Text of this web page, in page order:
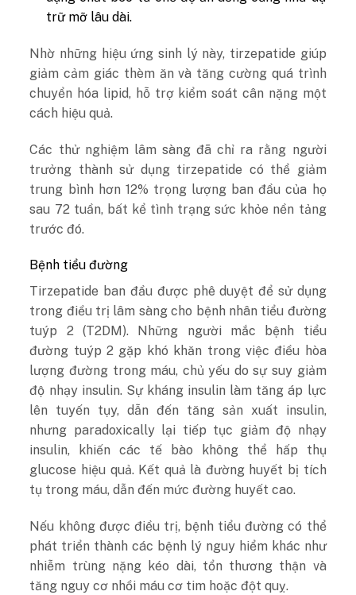
trữ mỡ lâu dài.
Nhờ những hiệu ứng sinh lý này, tirzepatide giúp
giảm cảm giác thèm ăn và tăng cường quá trình
chuyển hóa lipid, hỗ trợ kiểm soát cân nặng một
cách hiệu quả.
Các thử nghiệm lâm sàng đã chỉ ra rằng người
trưởng thành sử dụng tirzepatide có thể giảm
trung bình hơn 12% trọng lượng ban đầu của họ
sau 72 tuần, bất kể tình trạng sức khỏe nền tảng
trước đó.
Bệnh tiểu đường
Tirzepatide ban đầu được phê duyệt để sử dụng
trong điều trị lâm sàng cho bệnh nhân tiểu đường
tuýp 2 (T2DM). Những người mắc bệnh tiểu
đường tuýp 2 gặp khó khăn trong việc điều hòa
lượng đường trong máu, chủ yếu do sự suy giảm
độ nhạy insulin. Sự kháng insulin làm tăng áp lực
lên tuyến tụy, dẫn đến tăng sản xuất insulin,
nhưng paradoxically lại tiếp tục giảm độ nhạy
insulin, khiến các tế bào không thể hấp thụ
glucose hiệu quả. Kết quả là đường huyết bị tích
tụ trong máu, dẫn đến mức đường huyết cao.
Nếu không được điều trị, bệnh tiểu đường có thể
phát triển thành các bệnh lý nguy hiểm khác như
nhiễm trùng nặng kéo dài, tổn thương thận và
tăng nguy cơ nhồi máu cơ tim hoặc đột quỵ.